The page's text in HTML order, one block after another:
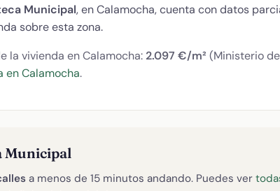
Municipal, en Calamocha, cuenta con datos
sobre esta zona.
la vivienda en Calamocha: 2.097 €/m² (Ministerio
en Calamocha.
Municipal
a menos de 15 minutos andando. Puedes ver